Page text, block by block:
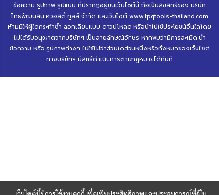
ข้อความ รูปภาพ รูปแบบ ที่ปรากฏอยู่บนเว็บไซต์นี้ ถือเป็นลิขสิทธิ์ของ บริษัท
ไทยพัฒนสิน ควอลิตี้ ทูลส์ จำกัด และเว็บไซต์ www.tpqtools-thailand.com
ห้ามมิให้ผู้ใดกระทำซ้ำ ลอกเลียนแบบ ดาวน์โหลด หรือนำไปใช้ประโยชน์อื่นใดโดย
ไม่ได้รับอนุญาตจากบริษัทฯ เป็นลายลักษณ์อักษร หากพบว่ามีการละเมิด นำ
ข้อความ หรือ รูปภาพต่างๆ ไปใช้ไม่ว่าส่วนใดส่วนหนึ่งหรือทั้งหมดของเว็บไซต์
ทางบริษัทฯ มีสิทธิ์ดำเนินการตามกฎหมายได้ทันที